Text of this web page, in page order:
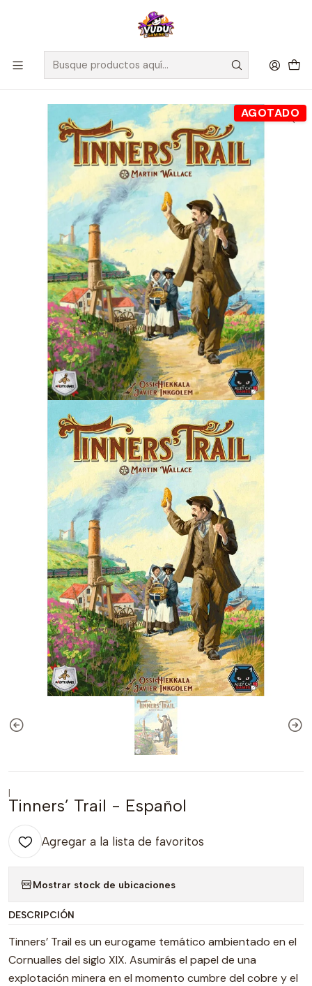
🚀 ¡Despachamos a todo Chile! Envío GRATIS a Regiones sobre
$100.000 y a RM sobre $35.000
Inicio Juegos de Mesa Competitivos
Tinners’ Trail - Español
AGOTADO
|
Tinners’ Trail - Español
Agregar a la lista de favoritos
Mostrar stock de ubicaciones
DESCRIPCIÓN
Tinners’ Trail es un eurogame temático ambientado en el
Cornualles del siglo XIX. Asumirás el papel de una
explotación minera en el momento cumbre del cobre y el